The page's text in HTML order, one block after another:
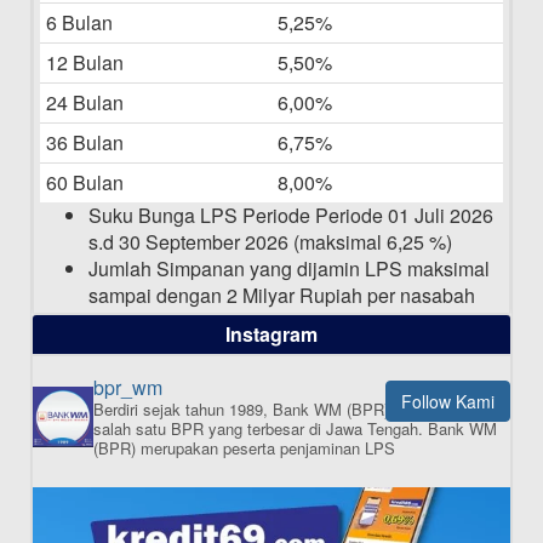
06-05-2025
Daftar Pemenang Undian TAMASHA
Bulan April 2025
15-04-2025
Pengumuman Nama Baru Perusahaan
6 Bulan
5,25%
12 Bulan
5,50%
24 Bulan
6,00%
36 Bulan
6,75%
60 Bulan
8,00%
Suku Bunga LPS Periode Periode 01 Juli 2026
s.d 30 September 2026 (maksimal 6,25 %)
Jumlah Simpanan yang dijamin LPS maksimal
sampai dengan 2 Milyar Rupiah per nasabah
dalam satu bank
ISI APLIKASI SEKARANG
Instagram
Follow Kami
bpr_wm
Berdiri sejak tahun 1989, Bank WM (BPR) merupakan
salah satu BPR yang terbesar di Jawa Tengah.Bank WM
(BPR) merupakan peserta penjaminan LPS